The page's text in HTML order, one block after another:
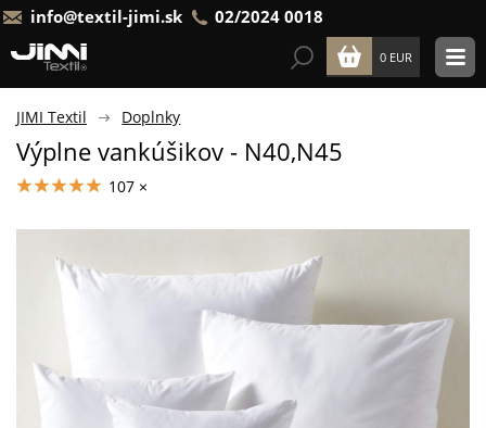
info@textil-jimi.sk 02/2024 0018
0 EUR
JIMI Textil Doplnky
Výplne vankúšikov - N40,N45
107 ×